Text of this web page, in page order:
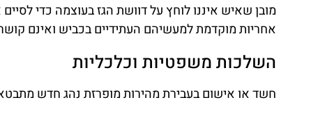
מובן שאיש איננו לוחץ על דוושת הגז בעוצמה כדי
אחריות מוקדמת למעשיהם העתידיים בכביש ואינם
השלכות משפטיות וכלכליות
חשד או אישום בעבירת מהירות מופרזת נהג חדש